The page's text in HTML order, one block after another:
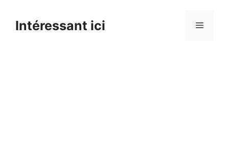
contentIntéressant ici Menu